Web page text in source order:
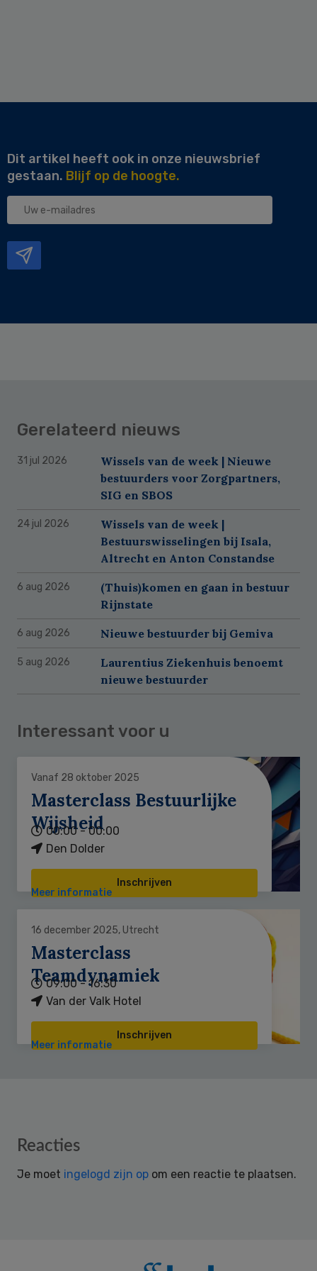
Dit artikel heeft ook in onze nieuwsbrief
gestaan. Blijf op de hoogte.
Uw
Gerelateerd nieuws
31 jul 2026
Wissels van de week | Nieuwe
bestuurders voor Zorgpartners,
SIG en SBOS
24 jul 2026
Wissels van de week |
Bestuurswisselingen bij Isala,
Altrecht en Anton Constandse
6 aug 2026
(Thuis)komen en gaan in bestuur
Rijnstate
6 aug 2026 Nieuwe bestuurder bij Gemiva
5 aug 2026
Laurentius Ziekenhuis benoemt
nieuwe bestuurder
Interessant voor u
Vanaf 28 oktober 2025
Masterclass Bestuurlijke
Wijsheid
00:00 - 00:00
Den Dolder
Inschrijven
Meer informatie
16 december 2025, Utrecht
Masterclass
Teamdynamiek
09:00 - 16:30
Van der Valk Hotel
Inschrijven
Meer informatie
Reader
Reacties
Je moet ingelogd zijn op om een reactie te plaatsen.